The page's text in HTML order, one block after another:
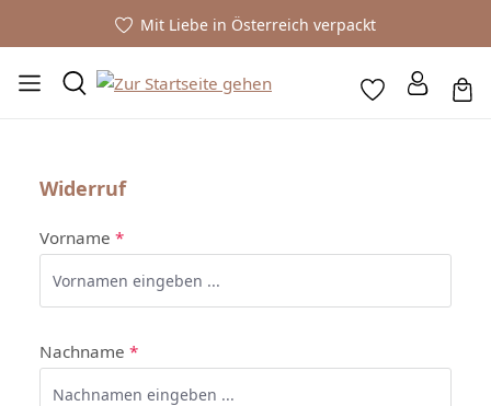
Mit Liebe in Österreich verpackt
Widerruf
Vorname *
Nachname *